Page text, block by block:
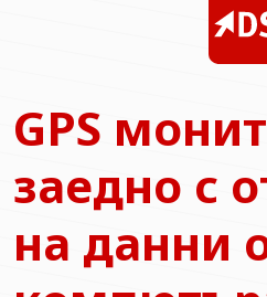
GPS
заедно с
на данни